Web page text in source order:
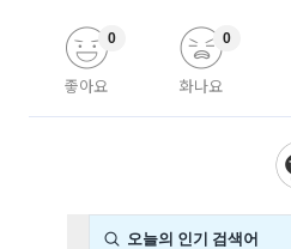
좋아요
0
화나요
0